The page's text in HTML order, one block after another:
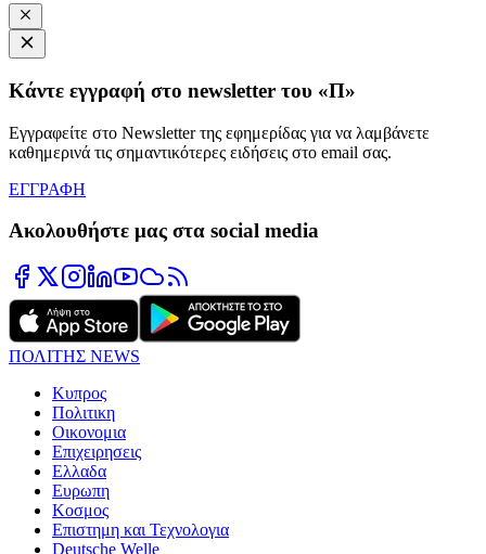
Κάντε εγγραφή στο newsletter του «Π»
Εγγραφείτε στο Newsletter της εφημερίδας για να λαμβάνετε
καθημερινά τις σημαντικότερες ειδήσεις στο email σας.
ΕΓΓΡΑΦΗ
Ακολουθήστε μας στα social media
ΠΟΛΙΤΗΣ NEWS
Κυπρος
Πολιτικη
Οικονομια
Επιχειρησεις
Ελλαδα
Ευρωπη
Κοσμος
Επιστημη και Τεχνολογια
Deutsche Welle